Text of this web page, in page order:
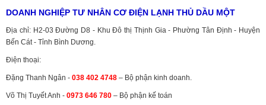
DOANH NGHIỆP TƯ NHÂN CƠ ĐIỆN LẠNH THỦ DẦU MỘT
Địa chỉ: H2-03 Đường D8 - Khu Đô thị Thịnh Gia - Phường Tân Định - Huyện
Bến Cát - Tỉnh Bình Dương.
Điện thoại:
Đặng Thanh Ngân - 038 402 4748 – Bộ phận kinh doanh.
Võ Thị Tuyết Anh - 0973 646 780 – Bộ phận kế toán